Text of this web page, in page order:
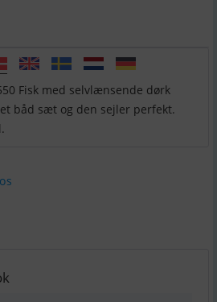
Fisk med selvlænsende dørk
båd sæt og den sejler perfekt.